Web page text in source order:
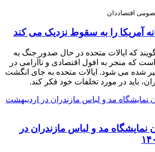
اقتصاددان
آمریکا را به سقوط نزدیک می کند
که ایالات متحده در حال صدور جنگ به
که منجر به افول اقتصادی و ناآرامی در
شده می شود. ایالات متحده به جای انگشت
باید در مورد تخلفات خود فکر کند.
نمایشگاه مد و لباس مازندران در